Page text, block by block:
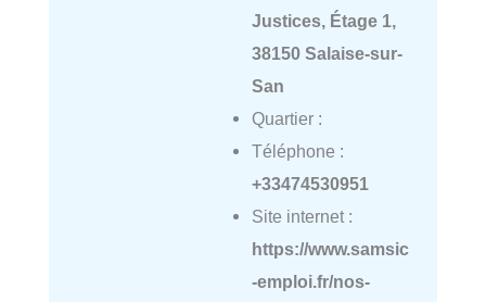
Justices, Étage 1,
38150 Salaise-sur-
San
Quartier :
Téléphone :
+33474530951
Site internet :
https://www.samsic
-emploi.fr/nos-